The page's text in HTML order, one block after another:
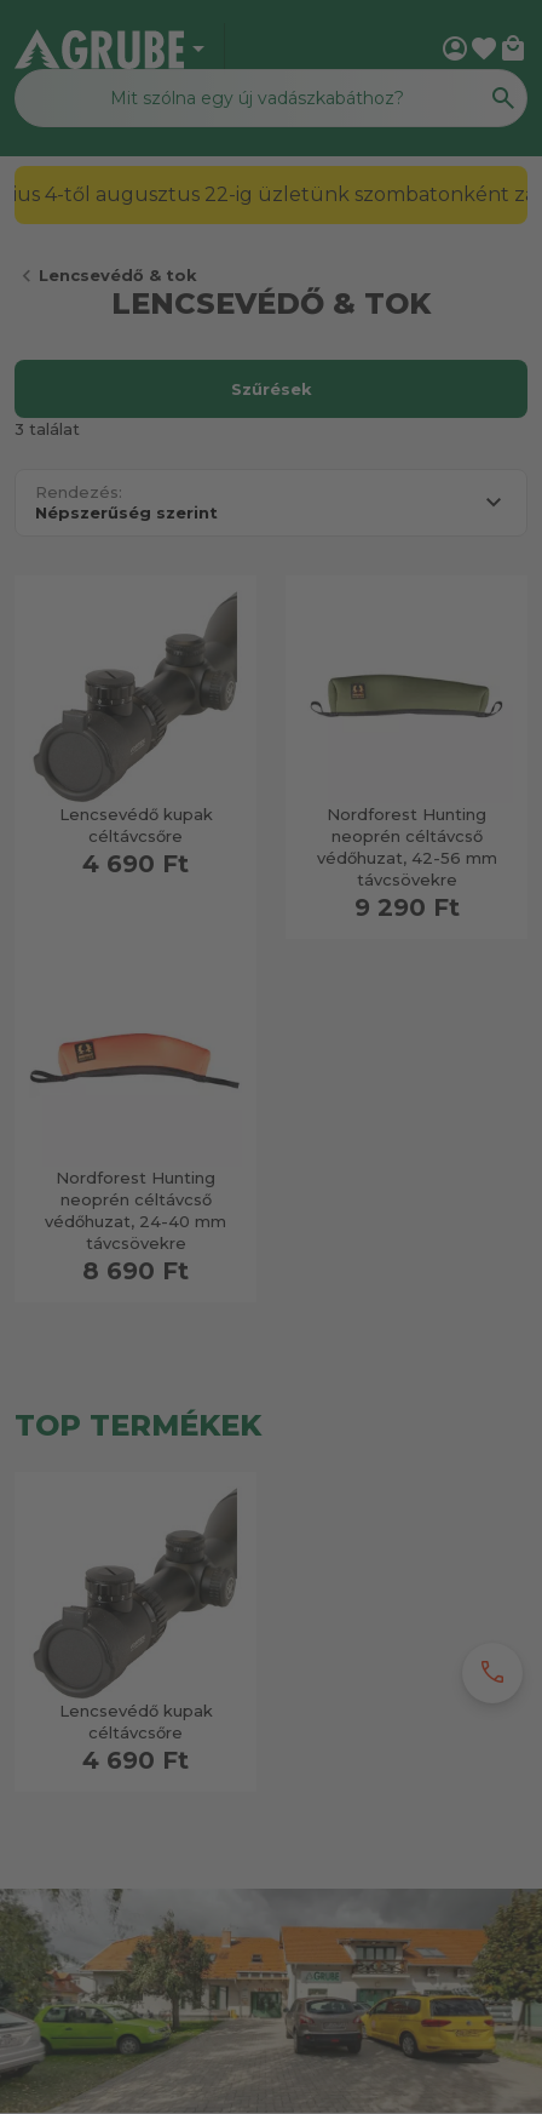
arrow_drop_down account_circlefavorite local_mall
2026. július 4-től augusztus 22-ig üzletünk
chevron_left Lencsevédő & tok
LENCSEVÉDŐ & TOK
3 találat
Rendezés:
Lencsevédő kupak
céltávcsőre
4 690 Ft
Nordforest Hunting
neoprén céltávcső
védőhuzat, 42-56 mm
távcsövekre
9 290 Ft
Nordforest Hunting
neoprén céltávcső
védőhuzat, 24-40 mm
távcsövekre
8 690 Ft
TOP TERMÉKEK
Lencsevédő kupak
céltávcsőre
4 690 Ft
Szűrések
call